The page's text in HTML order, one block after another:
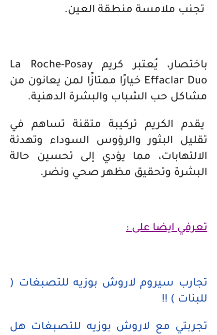
تجنب ملامسة منطقة العين.
باختصار، يُعتبر كريم La Roche-Posay
Effaclar Duo خيارًا ممتازًا لمن يعانون من
مشاكل حب الشباب والبشرة الدهنية.
يقدم الكريم تركيبة متقنة تساهم في
تقليل البثور والرؤوس السوداء وتهدئة
الالتهابات، مما يؤدي إلى تحسين حالة
البشرة وتحقيق مظهر صحي ونضر.
تعرفي ايضا على :
تجارب سيروم لاروش بوزيه للتصبغات (
للبنات ) !!
تجربتي مع لاروش بوزيه للتصبغات هل